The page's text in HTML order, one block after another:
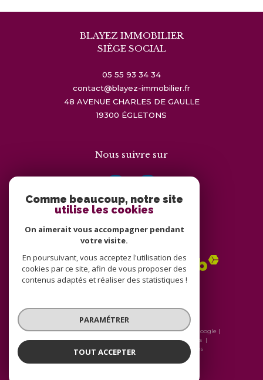
BLAYEZ IMMOBILIER
SIÈGE SOCIAL
05 55 93 34 34
contact@blayez-immobilier.fr
48 AVENUE CHARLES DE GAULLE
19300
ÉGLETONS
Nous suivre sur
Adhérents
© 2026 | Tous droits réservés | Traduction powered by Google |
Nos honoraires
Plan du site
Mentions légales
Admin
Nos liens Politique RGPD Cookies
Comme beaucoup, notre site
utilise les cookies
On aimerait vous accompagner pendant
votre visite.
En poursuivant, vous acceptez l'utilisation des
cookies par ce site, afin de vous proposer des
contenus adaptés et réaliser des statistiques !
PARAMÉTRER
TOUT ACCEPTER